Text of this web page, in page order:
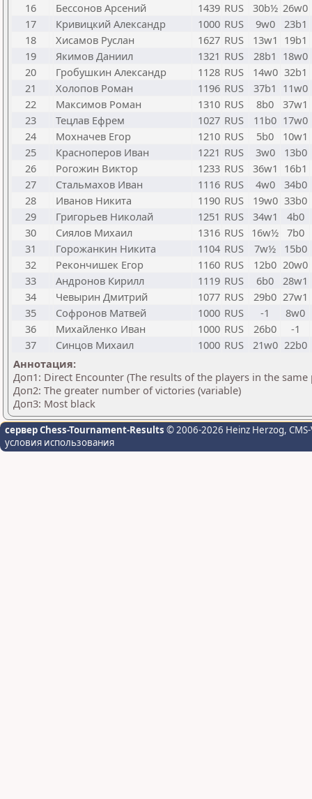
16
Бессонов Арсений 1439 RUS 30b½ 26w0
17
Кривицкий Александр 1000 RUS 9w0
23b1
18
Хисамов Руслан 1627 RUS 13w1 19b1
19
Якимов Даниил 1321 RUS 28b1 18w0
20
Гробушкин Александр 1128 RUS 14w0 32b1
21
Холопов Роман 1196 RUS 37b1 11w0
22
Максимов Роман 1310 RUS 8b0
37w1
23
Тецлав Ефрем 1027 RUS 11b0 17w0
24
Мохначев Егор 1210 RUS 5b0
10w1
25
Красноперов Иван 1221 RUS 3w0
13b0
26
Рогожин Виктор 1233 RUS 36w1 16b1
27
Стальмахов Иван 1116 RUS 4w0
34b0
28
Иванов Никита 1190 RUS 19w0 33b0
29
Григорьев Николай 1251 RUS 34w1
4b0
30
Сиялов Михаил 1316 RUS 16w½ 7b0
31
Горожанкин Никита 1104 RUS 7w½
15b0
32
Рекончишек Егор 1160 RUS 12b0 20w0
33
Андронов Кирилл 1119 RUS 6b0
28w1
34
Чевырин Дмитрий 1077 RUS 29b0 27w1
35
Софронов Матвей 1000 RUS -1
8w0
36
Михайленко Иван 1000 RUS 26b0
-1
37
Синцов Михаил 1000 RUS 21w0 22b0
Аннотация:
Доп1: Direct Encounter (The results of the players in the
Доп2: The greater number of victories (variable)
Доп3: Most black
сервер Chess-Tournament-Results © 2006-2026 Heinz Herzog,
условия использования